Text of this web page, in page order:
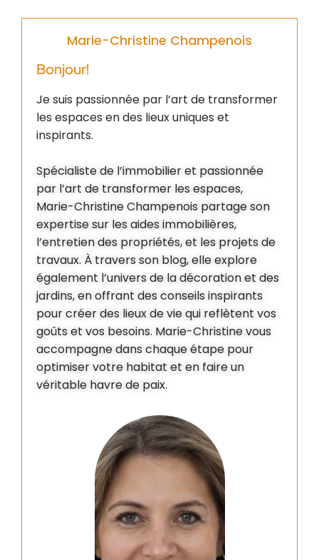
Marie-Christine Champenois
Bonjour!
Je suis passionnée par l’art de transformer
les espaces en des lieux uniques et
inspirants.
Spécialiste de l’immobilier et passionnée
par l’art de transformer les espaces,
Marie-Christine Champenois partage son
expertise sur les aides immobilières,
l’entretien des propriétés, et les projets de
travaux. À travers son blog, elle explore
également l’univers de la décoration et des
jardins, en offrant des conseils inspirants
pour créer des lieux de vie qui reflètent vos
goûts et vos besoins. Marie-Christine vous
accompagne dans chaque étape pour
optimiser votre habitat et en faire un
véritable havre de paix.